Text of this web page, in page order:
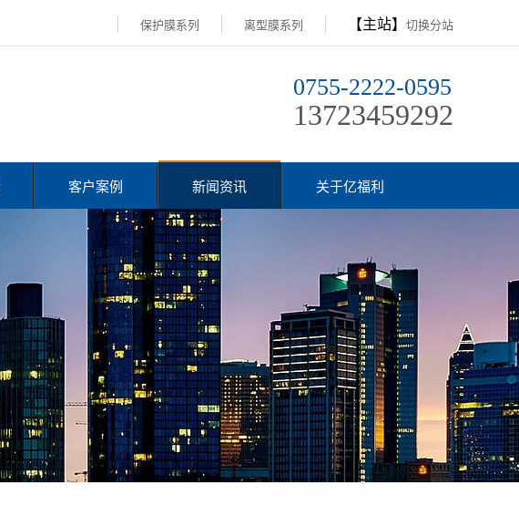
保护膜系列 离型膜系列 【主站】 切换分站
0755-2222-0595
13723459292
客户案例 新闻资讯 关于亿福利